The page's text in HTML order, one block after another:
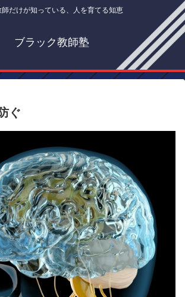
師だけが知っている、人を育てる知恵
ブラック教師塾
ぐ